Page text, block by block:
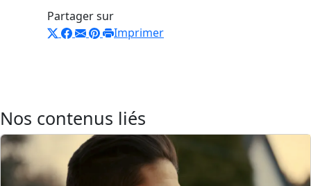
Partager sur
Imprimer
Nos contenus liés